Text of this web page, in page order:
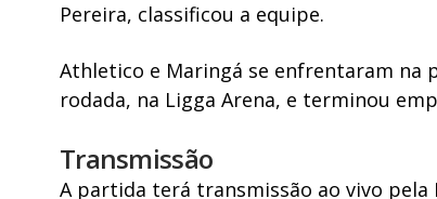
Pereira, classificou a equipe.
Athletico e Maringá se enfrentaram na
rodada, na Ligga Arena, e terminou
Transmissão
A partida terá transmissão ao vivo pela